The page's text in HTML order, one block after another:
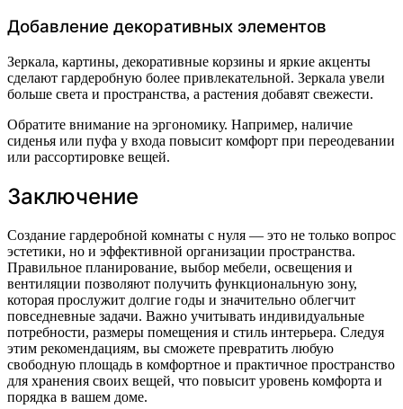
Добавление декоративных элементов
Зеркала, картины, декоративные корзины и яркие акценты
сделают гардеробную более привлекательной. Зеркала увели
больше света и пространства, а растения добавят свежести.
Обратите внимание на эргономику. Например, наличие
сиденья или пуфа у входа повысит комфорт при переодевании
или рассортировке вещей.
Заключение
Создание гардеробной комнаты с нуля — это не только вопрос
эстетики, но и эффективной организации пространства.
Правильное планирование, выбор мебели, освещения и
вентиляции позволяют получить функциональную зону,
которая прослужит долгие годы и значительно облегчит
повседневные задачи. Важно учитывать индивидуальные
потребности, размеры помещения и стиль интерьера. Следуя
этим рекомендациям, вы сможете превратить любую
свободную площадь в комфортное и практичное пространство
для хранения своих вещей, что повысит уровень комфорта и
порядка в вашем доме.